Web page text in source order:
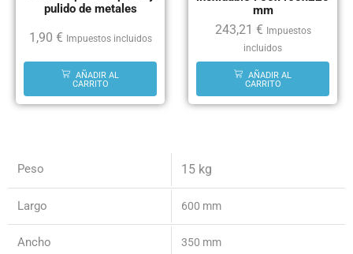
pulido de metales
1,90 € Impuestos incluidos
AÑADIR AL
CARRITO
mm
243,21 €
Impuestos
incluidos
AÑADIR AL
CARRITO
Peso 15 kg
Largo 600 mm
Ancho 350 mm